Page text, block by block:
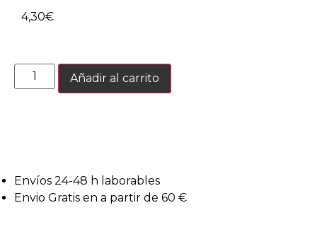
4,30€
Añadir al carrito
Envíos 24-48 h laborables
Envio Gratis en a partir de 60 €